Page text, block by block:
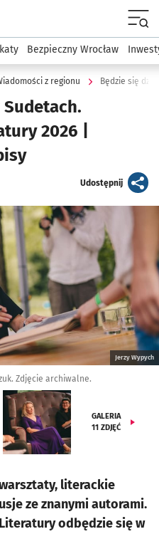
podserwis: Dla mieszkańca
Bezpieczny Wrocław
z regionu Będzie się
Sudetach.
2026 |
Udostępnijartykuł
Jerzy Wypych
Zdjęcie archiwalne.
GALERIA
11 ZDJĘĆ
literackie
ze znanymi autorami.
odbędzie się w